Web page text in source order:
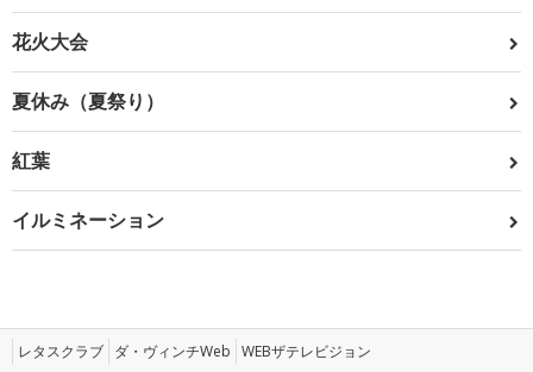
花火大会
夏休み（夏祭り）
紅葉
イルミネーション
レタスクラブ ダ・ヴィンチWeb WEBザテレビジョン